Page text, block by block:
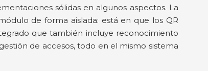
sólidas en algunos aspectos. La
de forma aislada: está en que los QR
que también incluye reconocimiento
de accesos, todo en el mismo sistema